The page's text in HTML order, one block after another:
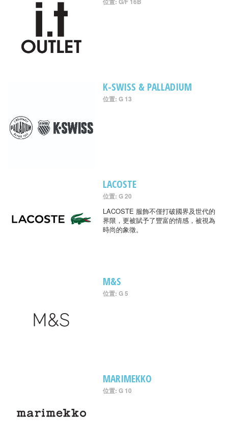
K-SWISS & PALLADIUM
位置: G 13
LACOSTE
位置: G 20
LACOSTE 服飾不僅打破國界及世代的
界限，更被賦予了豐富的情感，被視為
時尚的象徵。
M&S
位置: G 5
MARIMEKKO
位置: G 10